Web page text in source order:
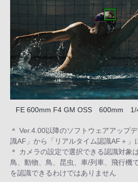
FE 600mm F4 GM OSS 600mm
＊ Ver.4.00以降のソフトウェアアップ
識AF」から「リアルタイム認識AF＋」
＊ カメラの設定で選択できる認識対象
鳥、動物、鳥、昆虫、車/列車、飛行機
を認識できるわけではありません